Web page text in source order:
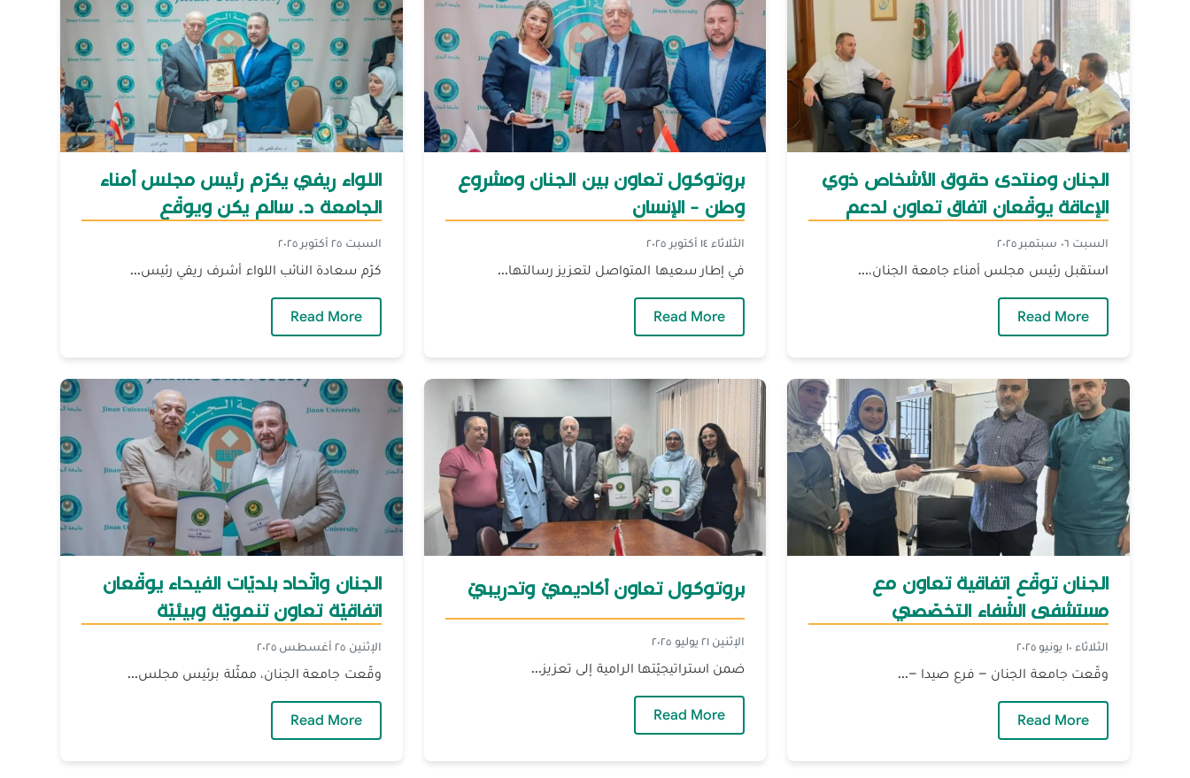
اللواء ريفي يكرّم رئيس مجلس أمناء
الجامعة د. سالم يكن ويوقّع
بروتوكول تعاون مشترك
السبت ٢٥ أكتوبر ٢٠٢٥
كرّم سعادة النائب اللواء أشرف ريفي رئيس...
Read More
بروتوكول تعاون بين الجنان ومشروع
وطن - الإنسان
الثلاثاء ١٤ أكتوبر ٢٠٢٥
في إطار سعيها المتواصل لتعزيز رسالتها...
Read More— بروتوكول تعاون بين الجنان ومشروع وطن - الإنسان
الجنان ومنتدى حقوق الأشخاص ذوي
الإعاقة يوقّعان اتفاق تعاون لدعم
الطلاب
السبت ٠٦ سبتمبر ٢٠٢٥
استقبل رئيس مجلس أمناء جامعة الجنان،...
Read More — الجنان ومنتدى حقوق الأشخاص ذوي الإعاقة يوقّعان اتفاق تعاون لدعم الطلاب
الجنان واتّحاد بلديّات الفيحاء يوقّعان
اتفاقيّة تعاون تنمويّة وبيئيّة
الإثنين ٢٥ أغسطس ٢٠٢٥
وقّعت جامعة الجنان، ممثّلة برئيس مجلس...
Read More
بروتوكول تعاون أكاديميّ وتدريبيّ‎
الإثنين ٢١ يوليو ٢٠٢٥
ضمن استراتيجيّتها الرامية إلى تعزيز...
Read More— بروتوكول تعاون أكاديميّ وتدريبيّ‎
الجنان توقّع اتفاقية تعاون مع
مستشفى الشّفاء التخصّصي
الثلاثاء ١٠ يونيو ٢٠٢٥
وقّعت جامعة الجنان – فرع صيدا –...
Read More — الجنان توقّع اتفاقية تعاون مع مستشفى الشّفاء التخصّصي